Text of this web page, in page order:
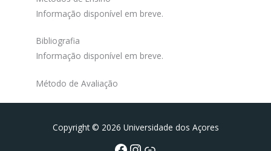
Informação disponível em breve.
Bibliografia
Informação disponível em breve.
Método de Avaliação
Copyright © 2026 Universidade dos Açores
Facebook
Instagram da FCTPortal da UAc